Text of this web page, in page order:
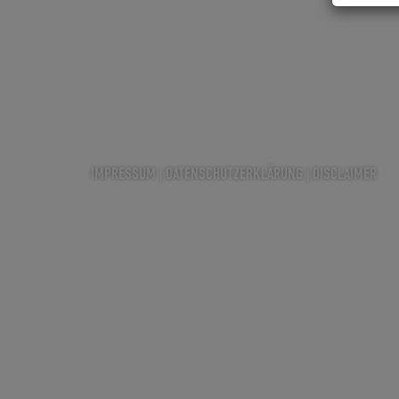
IMPRESSUM DATENSCHUTZERKLÄRUNG DISCLAIMER